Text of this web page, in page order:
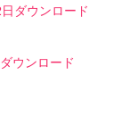
ダウンロード
ウンロード